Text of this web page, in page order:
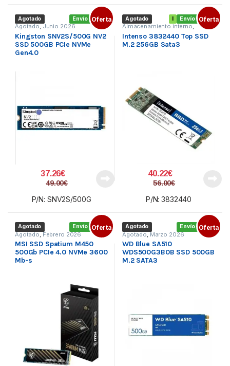
Envío gratis
Agotado Oferta
Agotado,Junio 2026
Kingston SNV2S/500G NV2
SSD 500GB PCIe NVMe
Gen4.0
37.26€
49.00€
P/N: SNV2S/500G
Envío gratis
I
Agotado Oferta
Almacenamiento interno,
Intenso 3832440 Top SSD
M.2 256GB Sata3
40.22€
56.00€
P/N: 3832440
Envío gratis
Agotado Oferta
Agotado,Febrero 2026
MSI SSD Spatium M450
500Gb PCIe 4.0 NVMe 3600
Mb-s
Envío gratis
Agotado Oferta
Agotado,Marzo 2026
WD Blue SA510
WDS500G3B0B SSD 500GB
M.2 SATA3